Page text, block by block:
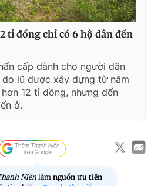
tỉ đồng chỉ có 6 hộ dân đến
cấp dành cho người dân
lũ được xây dựng từ năm
12 tỉ đồng, nhưng đến
ở.
Niên làm nguồn ưu tiên